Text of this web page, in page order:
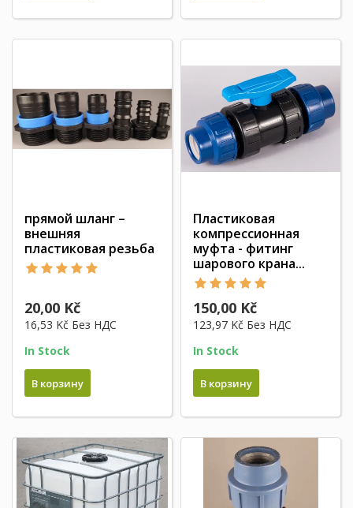
прямой шланг –
внешняя
пластиковая резьба
20,00 Kč
16,53 Kč Без НДС
In Stock
В корзину
Пластиковая
компрессионная
муфта - фитинг
шарового крана...
150,00 Kč
123,97 Kč Без НДС
In Stock
В корзину